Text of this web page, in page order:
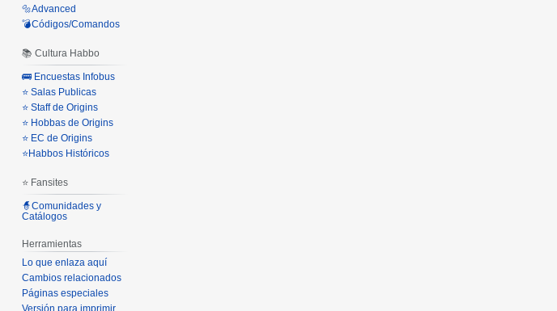
🔩Advanced
💣Códigos/Comandos
📚 Cultura Habbo
🚌 Encuestas Infobus
⭐ Salas Publicas
⭐ Staff de Origins
⭐ Hobbas de Origins
⭐ EC de Origins
⭐Habbos Históricos
⭐ Fansites
🧙Comunidades y
Catálogos
Herramientas
Lo que enlaza aquí
Cambios relacionados
Páginas especiales